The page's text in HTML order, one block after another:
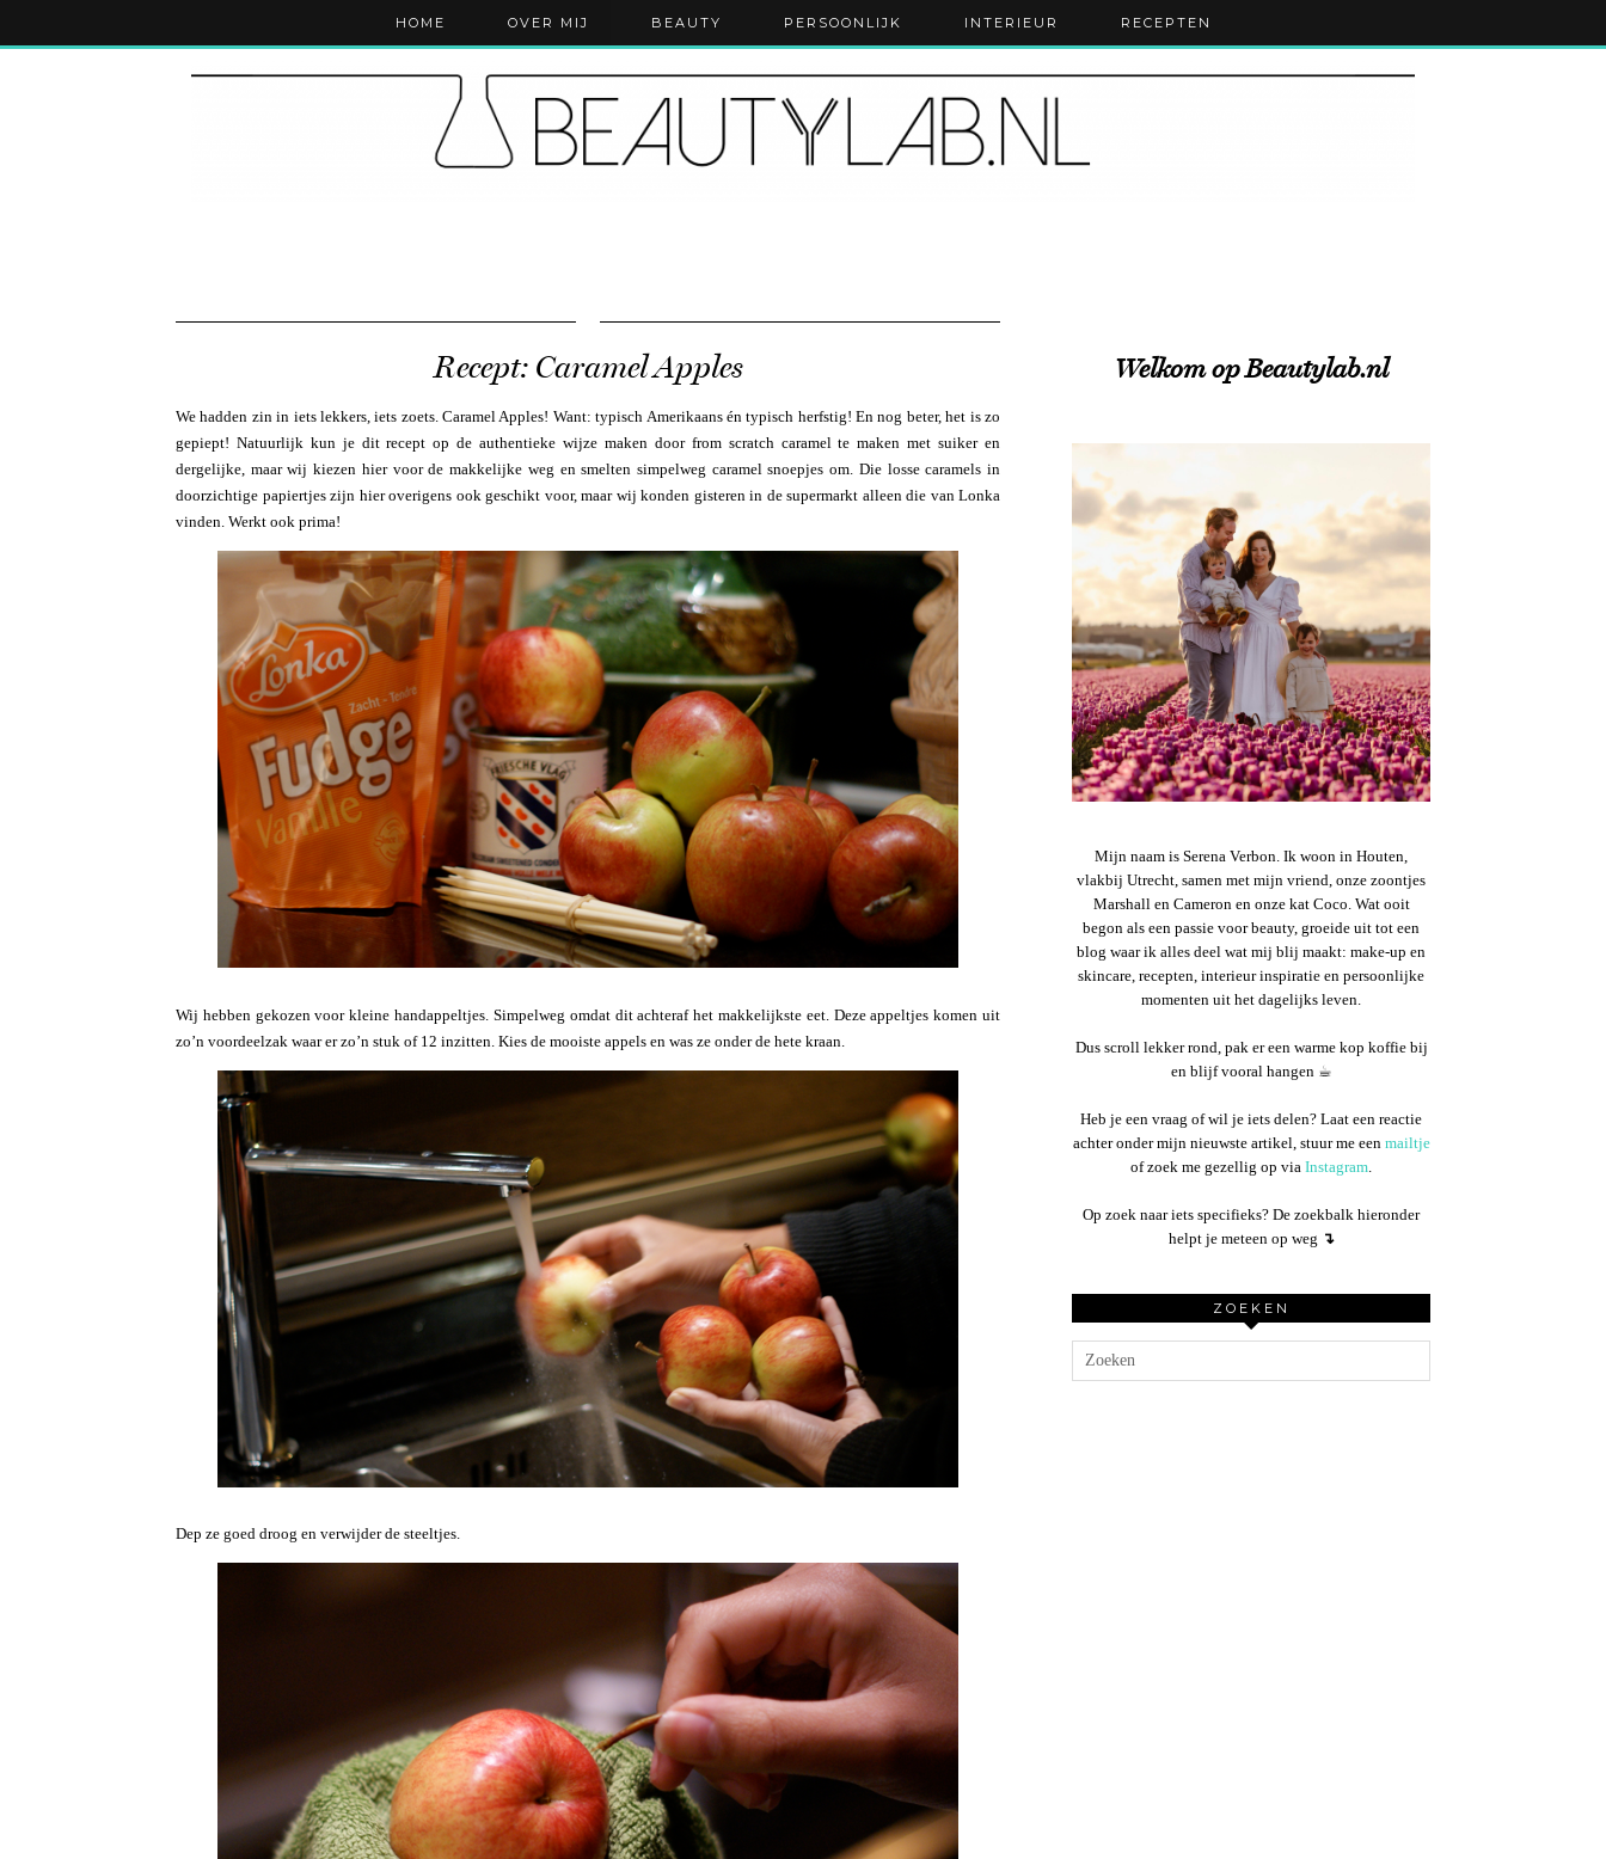
HOME OVER MIJ BEAUTY PERSOONLIJK INTERIEUR RECEPTEN
Recept: Caramel Apples
We hadden zin in iets lekkers, iets zoets. Caramel Apples! Want: typisch Amerikaans én typisch herfstig! En nog beter, het is zo
gepiept! Natuurlijk kun je dit recept op de authentieke wijze maken door from scratch caramel te maken met suiker en
dergelijke, maar wij kiezen hier voor de makkelijke weg en smelten simpelweg caramel snoepjes om. Die losse caramels in
doorzichtige papiertjes zijn hier overigens ook geschikt voor, maar wij konden gisteren in de supermarkt alleen die van Lonka
vinden. Werkt ook prima!
Wij hebben gekozen voor kleine handappeltjes. Simpelweg omdat dit achteraf het makkelijkste eet. Deze appeltjes komen uit
zo’n voordeelzak waar er zo’n stuk of 12 inzitten. Kies de mooiste appels en was ze onder de hete kraan.
Dep ze goed droog en verwijder de steeltjes.
Welkom op Beautylab.nl
Mijn naam is Serena Verbon. Ik woon in Houten,
vlakbij Utrecht, samen met mijn vriend, onze zoontjes
Marshall en Cameron en onze kat Coco. Wat ooit
begon als een passie voor beauty, groeide uit tot een
blog waar ik alles deel wat mij blij maakt: make-up en
skincare, recepten, interieur inspiratie en persoonlijke
momenten uit het dagelijks leven.
Dus scroll lekker rond, pak er een warme kop koffie bij
en blijf vooral hangen ☕︎
Heb je een vraag of wil je iets delen? Laat een reactie
achter onder mijn nieuwste artikel, stuur me een mailtje
of zoek me gezellig op via Instagram.
Op zoek naar iets specifieks? De zoekbalk hieronder
helpt je meteen op weg ↴
ZOEKEN